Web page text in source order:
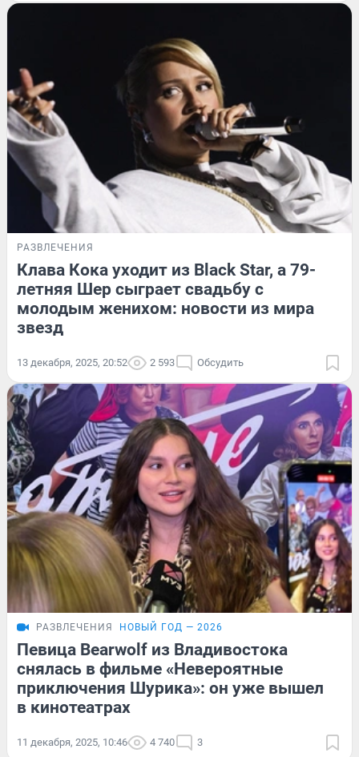
РАЗВЛЕЧЕНИЯ
Клава Кока уходит из Black Star, а 79-
летняя Шер сыграет свадьбу с
молодым женихом: новости из мира
звезд
13 декабря, 2025, 20:52 2 593 Обсудить
РАЗВЛЕЧЕНИЯ НОВЫЙ ГОД — 2026
Певица Bearwolf из Владивостока
снялась в фильме «Невероятные
приключения Шурика»: он уже вышел
в кинотеатрах
11 декабря, 2025, 10:46 4 740 3